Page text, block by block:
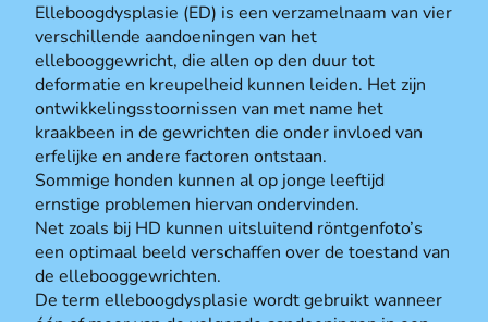
Elleboogdysplasie (ED) is een verzamelnaam van vier
verschillende aandoeningen van het
ellebooggewricht, die allen op den duur tot
deformatie en kreupelheid kunnen leiden. Het zijn
ontwikkelingsstoornissen van met name het
kraakbeen in de gewrichten die onder invloed van
erfelijke en andere factoren ontstaan.
Sommige honden kunnen al op jonge leeftijd
ernstige problemen hiervan ondervinden.
Net zoals bij HD kunnen uitsluitend röntgenfoto’s
een optimaal beeld verschaffen over de toestand van
de ellebooggewrichten.
De term elleboogdysplasie wordt gebruikt wanneer